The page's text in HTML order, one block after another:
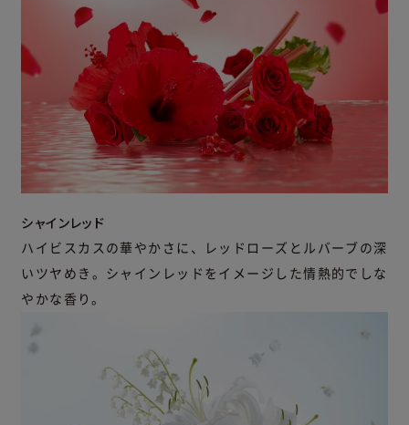
シャインレッド
ハイビスカスの華やかさに、レッドローズとルバーブの深
いツヤめき。シャインレッドをイメージした情熱的でしな
やかな香り。